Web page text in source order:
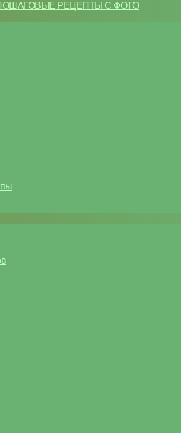
РЕЦЕПТЫ С ФОТО